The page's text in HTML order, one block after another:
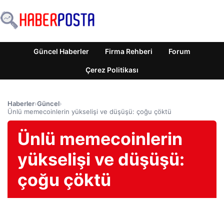
Güncel Haberler Firma Rehberi Forum
Çerez Politikası
Haberler›Güncel›
Ünlü memecoinlerin yükselişi ve düşüşü: çoğu çöktü
Ünlü memecoinlerin
yükselişi ve düşüşü:
çoğu çöktü